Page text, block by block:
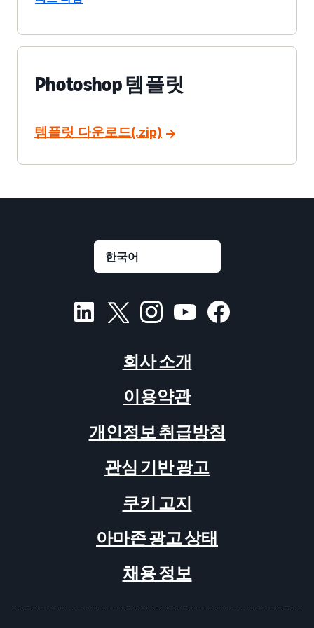
Photoshop 템플릿
템플릿 다운로드(.zip)
회사 소개
이용약관
개인정보 취급방침
관심 기반 광고
쿠키 고지
아마존 광고 상태
채용 정보